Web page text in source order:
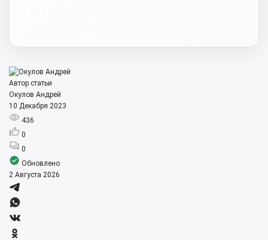
Автор статьи
Окулов Андрей
10 Декабря 2023
436
0
0
Обновлено
2 Августа 2026